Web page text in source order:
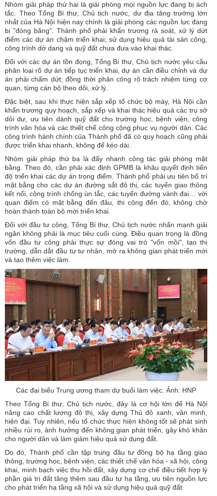
Nhóm giải pháp thứ hai là giải phóng mọi nguồn lực đang bị ách
tắc. Theo Tổng Bí thư, Chủ tịch nước, dư địa tăng trưởng lớn
nhất của Hà Nội hiện nay chính là giải phóng các nguồn lực đang
bị "đóng băng". Thành phố phải khẩn trương rà soát, xử lý dứt
điểm các dự án chậm triển khai; sử dụng hiệu quả tài sản công,
công trình dở dang và quỹ đất chưa đưa vào khai thác.
Đối với các dự án tồn đọng, Tổng Bí thư, Chủ tịch nước yêu cầu
phân loại rõ dự án tiếp tục triển khai, dự án cần điều chỉnh và dự
án phải chấm dứt; đồng thời phân công rõ trách nhiệm từng cơ
quan, từng cán bộ theo dõi, xử lý.
Đặc biệt, sau khi thực hiện sắp xếp tổ chức bộ máy, Hà Nội cần
khẩn trương quy hoạch, sắp xếp và khai thác hiệu quả các trụ sở
dôi dư, ưu tiên dành quỹ đất cho trường học, bệnh viện, công
trình văn hóa và các thiết chế công cộng phục vụ người dân. Các
công trình hành chính của Thành phố đã có quy hoạch cũng phải
được triển khai nhanh, không để kéo dài.
Nhóm giải pháp thứ ba là đẩy nhanh công tác giải phóng mặt
bằng. Theo đó, cần phải xác định GPMB là khâu quyết định tiến
độ triển khai các dự án trọng điểm. Thành phố phải ưu tiên bố trí
mặt bằng cho các dự án đường sắt đô thị, các tuyến giao thông
kết nối, công trình chống ùn tắc, các tuyến đường vành đai… với
quan điểm có mặt bằng đến đâu, thi công đến đó, không chờ
hoàn thành toàn bộ mới triển khai.
Đối với đầu tư công, Tổng Bí thư, Chủ tịch nước nhấn mạnh giải
ngân không phải là mục tiêu cuối cùng. Điều quan trọng là đồng
vốn đầu tư công phải thực sự đóng vai trò "vốn mồi", tạo thị
trường, dẫn dắt đầu tư tư nhân, mở ra không gian phát triển mới
và tạo thêm việc làm.
Các đại biểu Trung ương tham dự buổi làm việc. Ảnh: HNP
Theo Tổng Bí thư, Chủ tịch nước, đây là cơ hội lớn để Hà Nội
nâng cao chất lượng đô thị, xây dựng Thủ đô xanh, văn minh,
hiện đại. Tuy nhiên, nếu tổ chức thực hiện không tốt sẽ phát sinh
nhiều rủi ro, ảnh hưởng đến không gian phát triển, gây khó khăn
cho người dân và làm giảm hiệu quả sử dụng đất.
Do đó, Thành phố cần tập trung đầu tư đồng bộ hạ tầng giao
thông, trường học, bệnh viện, các thiết chế văn hóa - xã hội, công
khai, minh bạch việc thu hồi đất, xây dựng cơ chế điều tiết hợp lý
phần giá trị đất tăng thêm sau đầu tư hạ tầng, ưu tiên nguồn lực
cho phát triển hạ tầng xã hội và sử dụng hiệu quả quỹ đất.